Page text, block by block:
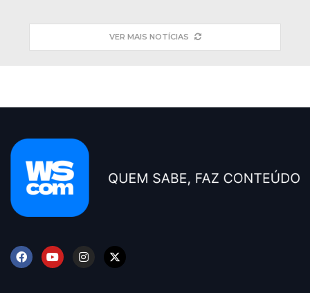
VER MAIS NOTÍCIAS